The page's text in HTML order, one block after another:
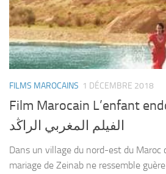
FILMS MAROCAINS 1 DÉCEMBRE 2018
Film Marocain L’enfant
الفيلم المغربي الراڭد
Dans un village du nord-est du Maroc
mariage de Zeinab ne ressemble